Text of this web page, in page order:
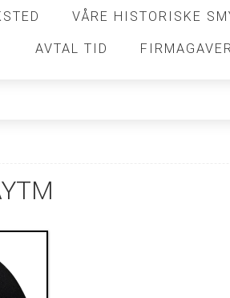
VÅRE HISTORISKE
AVTAL TID